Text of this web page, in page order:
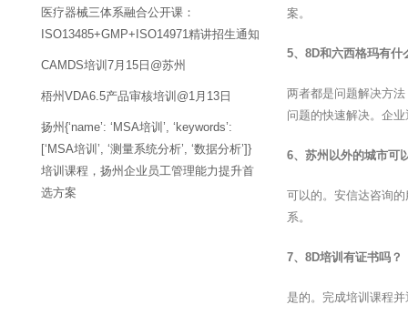
案。
5、8D和六西格玛有什
两者都是问题解决方
问题的快速解决。企
6、苏州以外的城市可
可以的。安信达咨询
系。
7、8D培训有证书吗？
是的。完成培训课程
医疗器械三体系融合公开课：
ISO13485+GMP+ISO14971精讲招生通知
CAMDS培训7月15日@苏州
梧州VDA6.5产品审核培训@1月13日
扬州{‘name’: ‘MSA培训’, ‘keywords’:
[‘MSA培训’, ‘测量系统分析’, ‘数据分析’]}
培训课程，扬州企业员工管理能力提升首
选方案